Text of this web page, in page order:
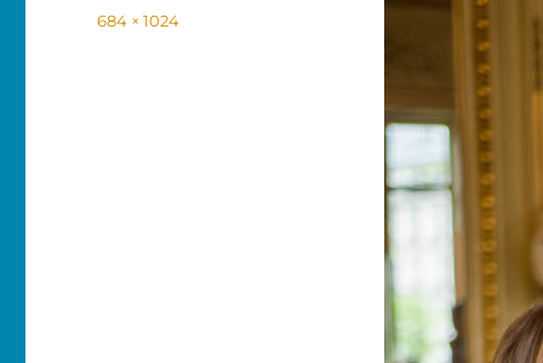
le
Taille
684 × 1024